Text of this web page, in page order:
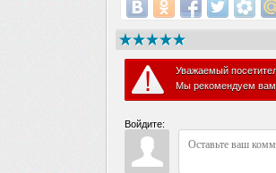
Уважаемый
Мы рекомендуем вам
Войдите: